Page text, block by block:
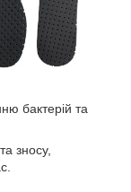
бактерій та
зносу,